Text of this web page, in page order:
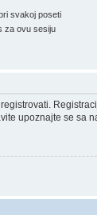
svakoj poseti
za ovu sesiju
upoznajte se sa